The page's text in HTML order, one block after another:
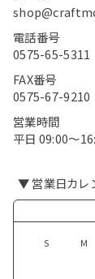
電話番号
0575-65-5311
FAX番号
0575-67-9210
営業時間
平日 09:00〜
▼ 営業日カレ
S M